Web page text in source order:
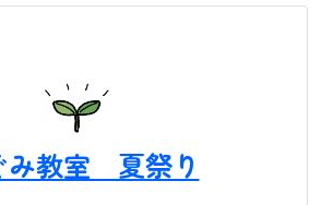
み教室 夏祭り